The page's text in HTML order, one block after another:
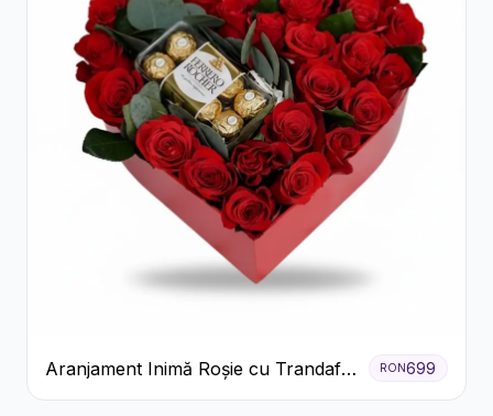
Aranjament Inimă Roșie cu Trandafiri
și Ferrero Rocher Premium
RON699